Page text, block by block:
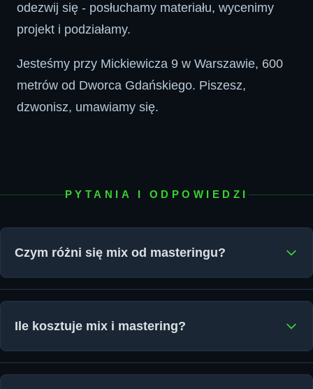
odezwij się - posłuchamy materiału, wycenimy
projekt i podziałamy.
Jesteśmy przy Mickiewicza 9 w Warszawie, 600
metrów od Dworca Gdańskiego. Piszesz,
dzwonisz, umawiamy się.
PYTANIA I ODPOWIEDZI
Czym różni się mix od masteringu?
Ile kosztuje mix i mastering?